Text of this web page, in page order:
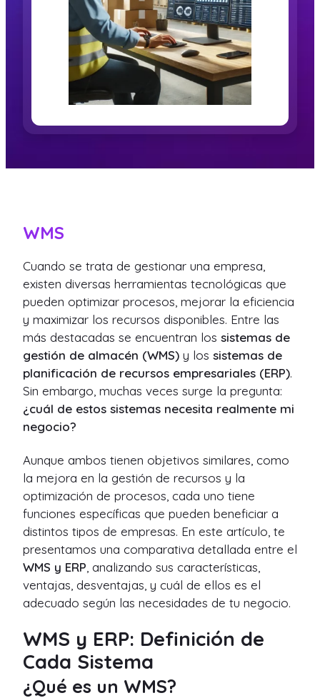
WMS
Cuando se trata de gestionar una empresa,
existen diversas herramientas tecnológicas que
pueden optimizar procesos, mejorar la eficiencia
y maximizar los recursos disponibles. Entre las
más destacadas se encuentran los sistemas de
gestión de almacén (WMS) y los sistemas de
planificación de recursos empresariales (ERP).
Sin embargo, muchas veces surge la pregunta:
¿cuál de estos sistemas necesita realmente mi
negocio?
Aunque ambos tienen objetivos similares, como
la mejora en la gestión de recursos y la
optimización de procesos, cada uno tiene
funciones específicas que pueden beneficiar a
distintos tipos de empresas. En este artículo, te
presentamos una comparativa detallada entre el
WMS y ERP , analizando sus características,
ventajas, desventajas, y cuál de ellos es el
adecuado según las necesidades de tu negocio.
WMS y ERP: Definición de
Cada Sistema
¿Qué es un WMS?